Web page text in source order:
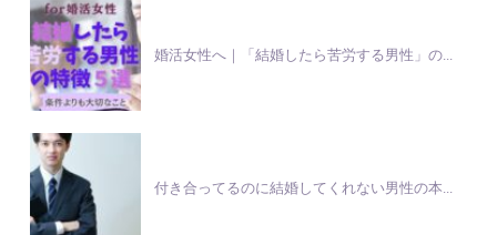
婚活女性へ｜「結婚したら苦労する男性」の...
付き合ってるのに結婚してくれない男性の本...